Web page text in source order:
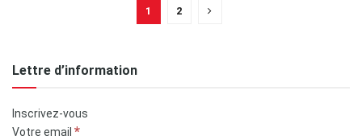
1 2
Lettre d’information
Inscrivez-vous
Votre email *